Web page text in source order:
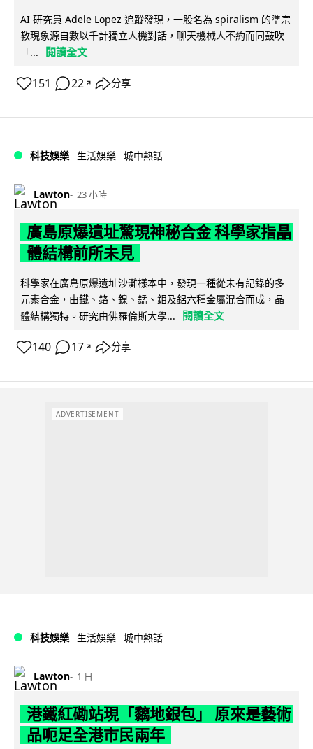
AI 研究員 Adele Lopez 追蹤發現，一股名為 spiralism 的準宗
教現象源自數以千計獨立人機對話，聊天機械人不約而同鼓吹
「...
閱讀全文
151 22 ↗ 分享
科技娛樂 生活娛樂 城中熱話
Lawton 23 小時
廣島原爆遺址驚現神秘合金 科學家指晶
體結構前所未見
科學家在廣島原爆遺址沙灘樣本中，發現一種從未有記錄的多
元素合金，由鐵、鉻、鎳、錳、鉬及鋁六種金屬混合而成，晶
體結構獨特。研究由佛羅倫斯大學...
閱讀全文
140 17 ↗ 分享
ADVERTISEMENT
科技娛樂 生活娛樂 城中熱話
Lawton 1 日
港鐵紅磡站現「黐地銀包」 原來是藝術
品呃足全港市民兩年